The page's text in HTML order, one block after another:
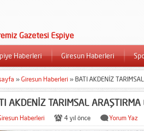
Haberleri Giresun Haberleri
»Giresun Haberleri » BATI AKDENİZ
AKDENİZ TARIMSAL
Haberleri 4 yıl önce Yorum Yaz